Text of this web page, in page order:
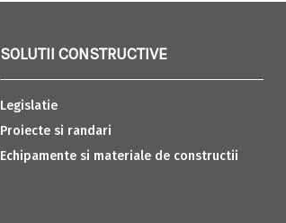
SOLUTII CONSTRUCTIVE
Legislatie
Proiecte si randari
Echipamente si materiale de constructii